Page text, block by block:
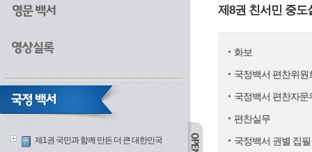
제1권 국민과 함께 만든 더 큰 대한민국
제8권 친서민 중도
화보
국정백서 편찬위원
국정백서 편찬자문
편찬실무
국정백서 권별 집